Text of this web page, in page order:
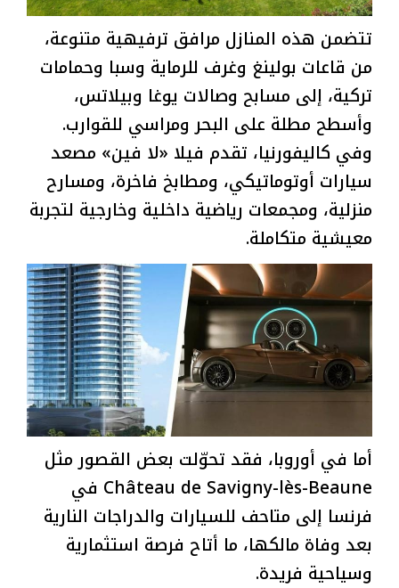
تتضمن هذه المنازل مرافق ترفيهية متنوعة،
من قاعات بولينغ وغرف للرماية وسبا وحمامات
تركية، إلى مسابح وصالات يوغا وبيلاتس،
وأسطح مطلة على البحر ومراسي للقوارب.
وفي كاليفورنيا، تقدم فيلا «لا فين» مصعد
سيارات أوتوماتيكي، ومطابخ فاخرة، ومسارح
منزلية، ومجمعات رياضية داخلية وخارجية لتجربة
معيشية متكاملة.
أما في أوروبا، فقد تحوّلت بعض القصور مثل
Château de Savigny-lès-Beaune في
فرنسا إلى متاحف للسيارات والدراجات النارية
بعد وفاة مالكها، ما أتاح فرصة استثمارية
وسياحية فريدة.